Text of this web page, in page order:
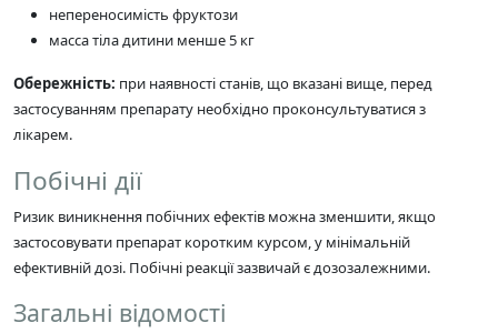
непереносимість фруктози
масса тіла дитини менше 5 кг
Обережність: при наявності станів, що вказані вище, перед
застосуванням препарату необхідно проконсультуватися з
лікарем.
Побічні дії
Ризик виникнення побічних ефектів можна зменшити, якщо
застосовувати препарат коротким курсом, у мінімальній
ефективній дозі. Побічні реакції зазвичай є дозозалежними.
Загальні відомості